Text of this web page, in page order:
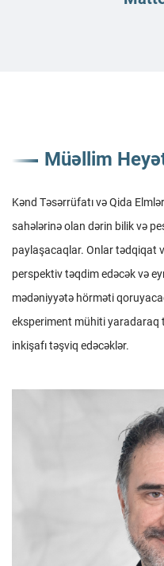
Müəllim
Kənd Təsərrüfatı və Qida
sahələrinə olan dərin bilik və
paylaşacaqlar. Onlar tədqiqat
perspektiv təqdim edəcək və
mədəniyyətə hörməti
eksperiment mühiti yaradaraq
inkişafı təşviq edəcəklər.